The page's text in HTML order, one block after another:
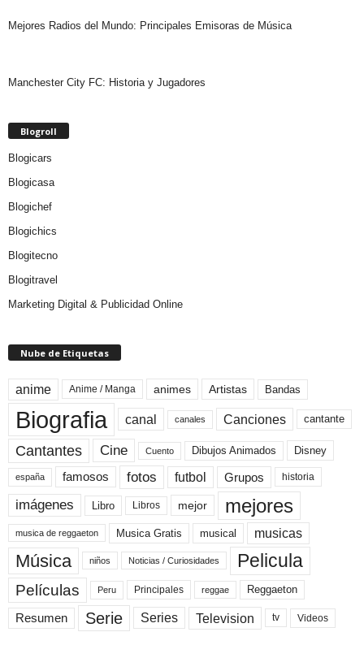
Mejores Radios del Mundo: Principales Emisoras de Música
Manchester City FC: Historia y Jugadores
Blogroll
Blogicars
Blogicasa
Blogichef
Blogichics
Blogitecno
Blogitravel
Marketing Digital & Publicidad Online
Nube de Etiquetas
anime Anime / Manga animes Artistas Bandas
Biografia canal canales Canciones cantante
Cantantes Cine Cuento Dibujos Animados Disney
españa famosos fotos futbol Grupos historia
imágenes Libro Libros mejor mejores
musica de reggaeton Musica Gratis musical musicas
Música niños Noticias / Curiosidades Pelicula
Películas Peru Principales reggae Reggaeton
Resumen Serie Series Television tv Videos